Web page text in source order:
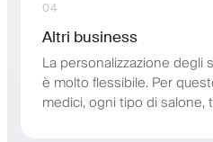
04
Altri business
La personalizzazione degli
è molto flessibile. Per
medici, ogni tipo di salone,